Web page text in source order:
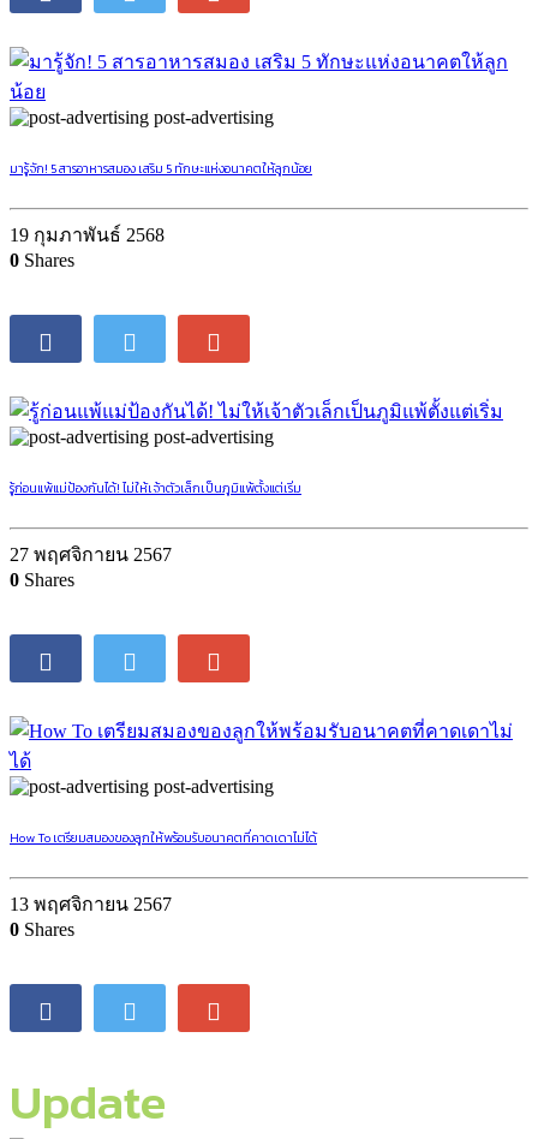
post-advertising
มารู้จัก! 5 สารอาหารสมอง เสริม 5 ทักษะแห่งอนาคตให้ลูกน้อย
19 กุมภาพันธ์ 2568
0 Shares
post-advertising
รู้ก่อนแพ้แม่ป้องกันได้! ไม่ให้เจ้าตัวเล็กเป็นภูมิแพ้ตั้งแต่เริ่ม
27 พฤศจิกายน 2567
0 Shares
post-advertising
How To เตรียมสมองของลูกให้พร้อมรับอนาคตที่คาดเดาไม่ได้
13 พฤศจิกายน 2567
0 Shares
Update